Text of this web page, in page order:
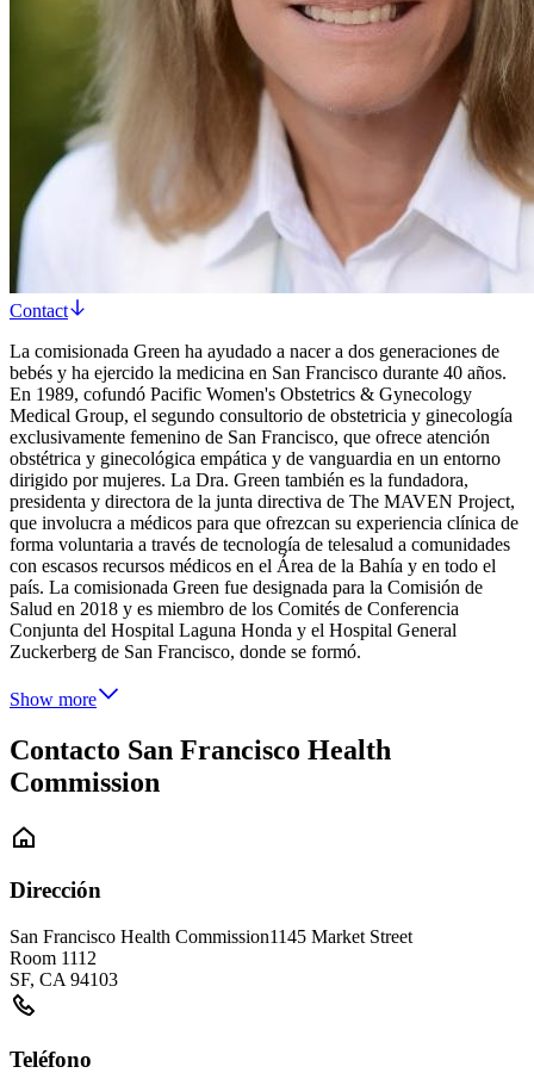
Contact
La comisionada Green ha ayudado a nacer a dos generaciones de
bebés y ha ejercido la medicina en San Francisco durante 40 años.
En 1989, cofundó Pacific Women's Obstetrics & Gynecology
Medical Group, el segundo consultorio de obstetricia y ginecología
exclusivamente femenino de San Francisco, que ofrece atención
obstétrica y ginecológica empática y de vanguardia en un entorno
dirigido por mujeres. La Dra. Green también es la fundadora,
presidenta y directora de la junta directiva de The MAVEN Project,
que involucra a médicos para que ofrezcan su experiencia clínica de
forma voluntaria a través de tecnología de telesalud a comunidades
con escasos recursos médicos en el Área de la Bahía y en todo el
país. La comisionada Green fue designada para la Comisión de
Salud en 2018 y es miembro de los Comités de Conferencia
Conjunta del Hospital Laguna Honda y el Hospital General
Zuckerberg de San Francisco, donde se formó.
Show more
Contacto San Francisco Health
Commission
Dirección
San Francisco Health Commission1145 Market Street
Room 1112
SF, CA 94103
Teléfono